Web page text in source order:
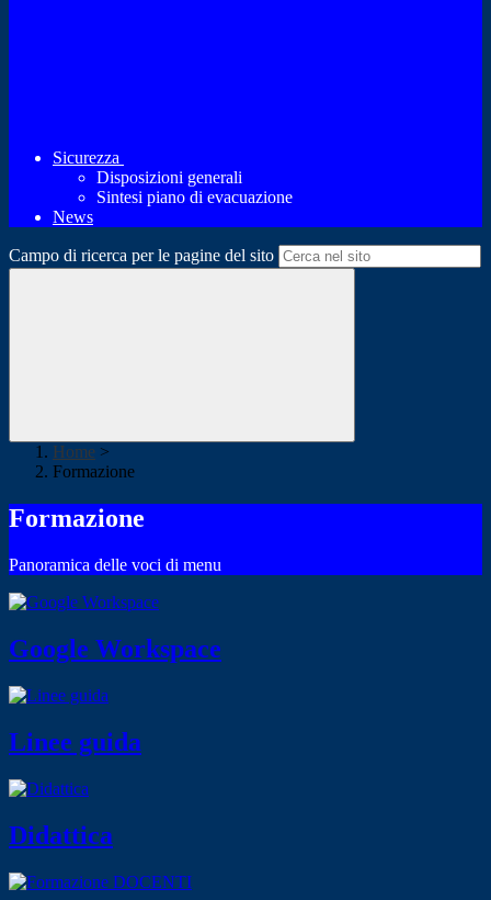
Sicurezza
Disposizioni generali
Sintesi piano di evacuazione
News
Campo di ricerca per le pagine del sito
Home >
Formazione
Formazione
Panoramica delle voci di menu
Google Workspace
Linee guida
Didattica